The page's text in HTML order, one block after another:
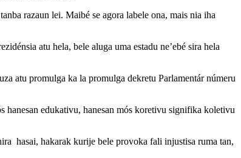
razaun lei. Maibé se agora labele ona, mais nia iha
atu hela, bele aluga uma estadu ne’ebé sira hela
atu promulga ka la promulga dekretu Parlamentár númeru
hanesan edukativu, hanesan mós koretivu signifika koletivu
hasai, hakarak kurije bele provoka fali injustisa ruma tan,